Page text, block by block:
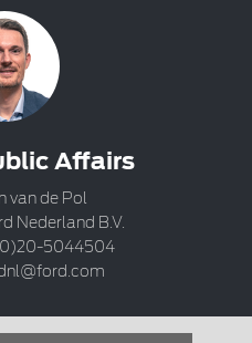
Affairs
van de Pol
Nederland B.V.
5044504